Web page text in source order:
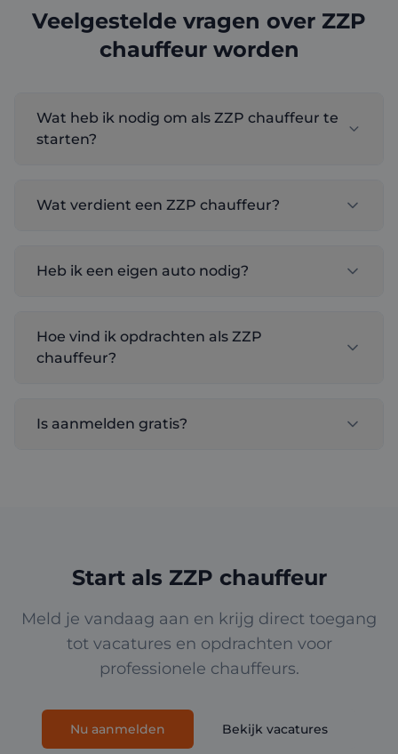
Veelgestelde vragen over ZZP
chauffeur worden
Wat heb ik nodig om als ZZP chauffeur te
starten?
Wat verdient een ZZP chauffeur?
Heb ik een eigen auto nodig?
Hoe vind ik opdrachten als ZZP
chauffeur?
Is aanmelden gratis?
Start als ZZP chauffeur
Meld je vandaag aan en krijg direct toegang
tot vacatures en opdrachten voor
professionele chauffeurs.
Nu aanmelden Bekijk vacatures